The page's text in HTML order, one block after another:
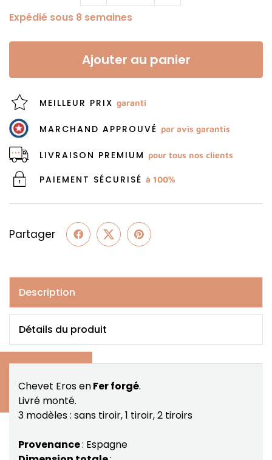
Expédié sous 8 semaines
Ajouter au panier
MEILLEUR PRIX garanti
MARCHAND APPROUVÉ par avis garantis
LIVRAISON PREMIUM pour tous nos clients
PAIEMENT SÉCURISÉ à 100%
Partager
Description
Chevet Eros enFer forgé.
Livré monté.
3 modèles : sans tiroir, 1 tiroir, 2 tiroirs
Provenance: Espagne
Détails du produit